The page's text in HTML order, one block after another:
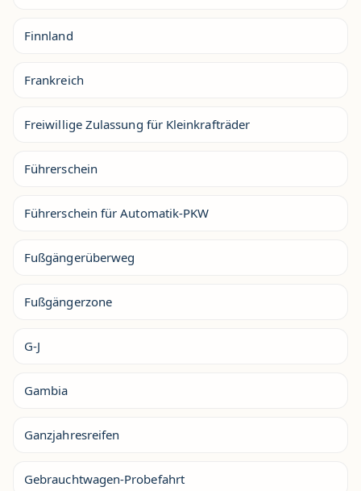
Finnland
Frankreich
Freiwillige Zulassung für Kleinkrafträder
Führerschein
Führerschein für Automatik-PKW
Fußgängerüberweg
Fußgängerzone
G-J
Gambia
Ganzjahresreifen
Gebrauchtwagen-Probefahrt